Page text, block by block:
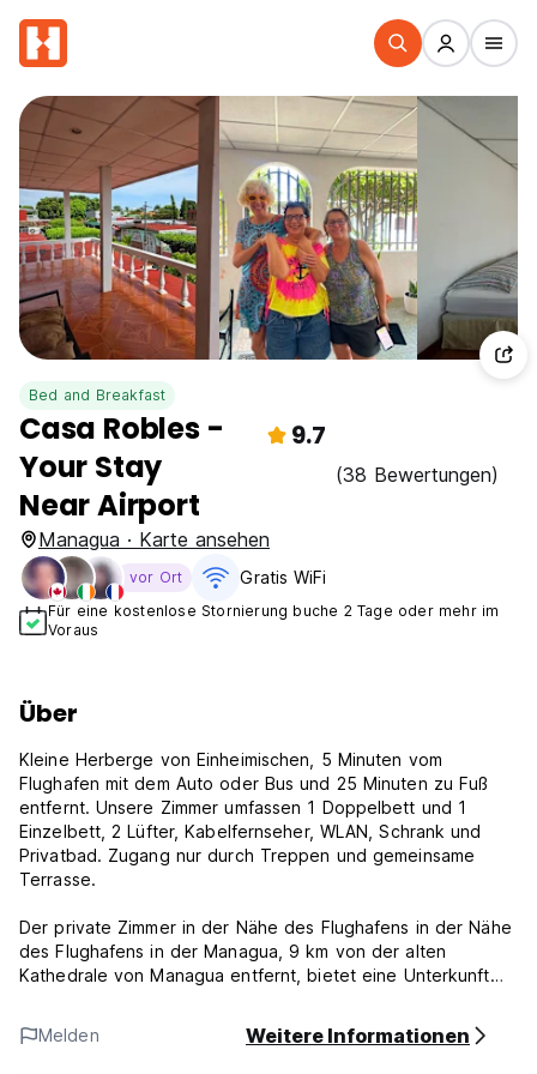
Bed and Breakfast
Casa Robles -
Your Stay
Near Airport
9.7
(38 Bewertungen)
Managua · Karte ansehen
vor Ort Gratis WiFi
Für eine kostenlose Stornierung buche 2 Tage oder mehr im
Voraus
Über
Kleine Herberge von Einheimischen, 5 Minuten vom
Flughafen mit dem Auto oder Bus und 25 Minuten zu Fuß
entfernt. Unsere Zimmer umfassen 1 Doppelbett und 1
Einzelbett, 2 Lüfter, Kabelfernseher, WLAN, Schrank und
Privatbad. Zugang nur durch Treppen und gemeinsame
Terrasse.
Der private Zimmer in der Nähe des Flughafens in der Nähe
des Flughafens in der Managua, 9 km von der alten
Kathedrale von Managua entfernt, bietet eine Unterkunft
Gepäckraum.
Melden Weitere Informationen